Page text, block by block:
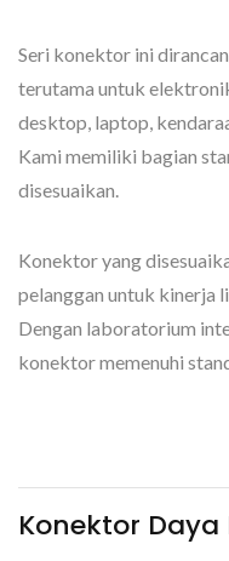
Seri konektor ini
terutama untuk
desktop, laptop,
Kami memiliki bagian
disesuaikan.
Konektor yang
pelanggan untuk kinerja
Dengan laboratorium
konektor memenuhi
Konektor